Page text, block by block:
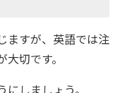
ますが、英語では注
切です。
しましょう。